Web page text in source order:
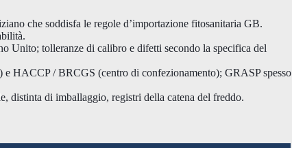
che soddisfa le regole d’importazione fitosanitaria GB.
Unito; tolleranze di calibro e difetti secondo la specifica del
HACCP / BRCGS (centro di confezionamento); GRASP spesso
distinta di imballaggio, registri della catena del freddo.